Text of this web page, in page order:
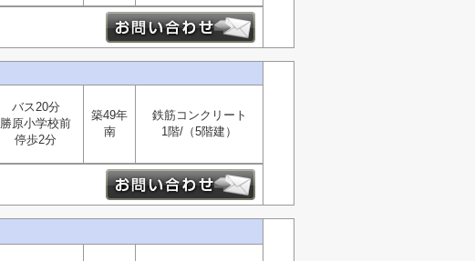
バス20分
勝原小学校前
停歩2分
築49年
南
鉄筋コンクリート
1階/（5階建）